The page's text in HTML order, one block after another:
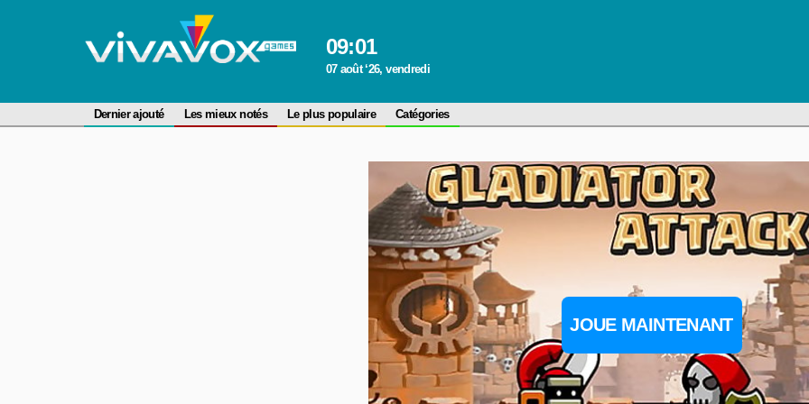
09:01
07 août ‘26, vendredi
Dernier ajouté Les mieux notés Le plus populaire Catégories
JOUE MAINTENANT